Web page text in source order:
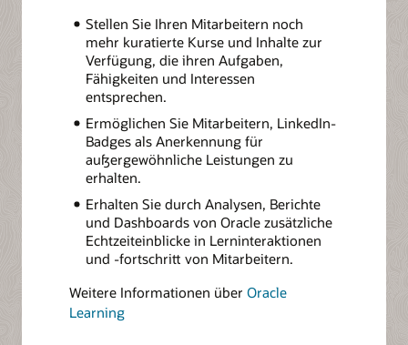
Stellen Sie Ihren Mitarbeitern noch
mehr kuratierte Kurse und Inhalte zur
Verfügung, die ihren Aufgaben,
Fähigkeiten und Interessen
entsprechen.
Ermöglichen Sie Mitarbeitern, LinkedIn-
Badges als Anerkennung für
außergewöhnliche Leistungen zu
erhalten.
Erhalten Sie durch Analysen, Berichte
und Dashboards von Oracle zusätzliche
Echtzeiteinblicke in Lerninteraktionen
und -fortschritt von Mitarbeitern.
Weitere Informationen über Oracle
Learning